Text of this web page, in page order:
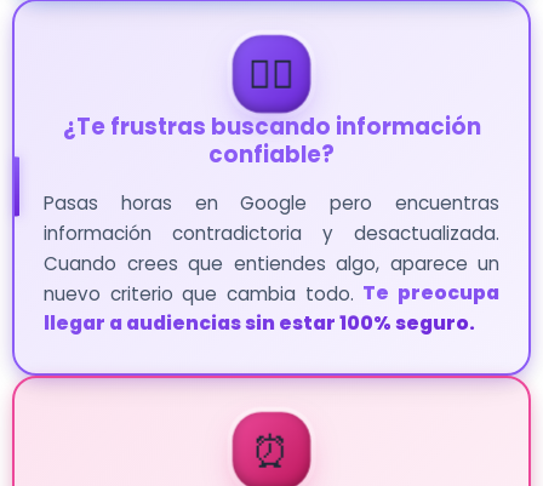
😵‍💫
¿Te frustras buscando información
confiable?
Pasas horas en Google pero encuentras
información contradictoria y desactualizada.
Cuando crees que entiendes algo, aparece un
nuevo criterio que cambia todo. Te preocupa
llegar a audiencias sin estar 100% seguro.
⏰